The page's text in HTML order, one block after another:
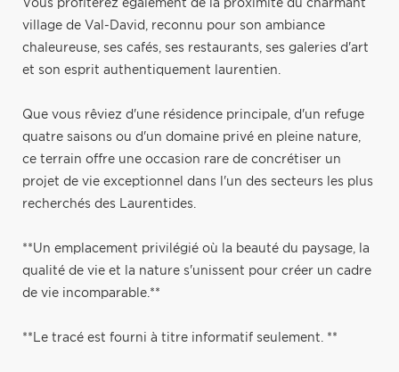
Vous profiterez également de la proximité du charmant
village de Val-David, reconnu pour son ambiance
chaleureuse, ses cafés, ses restaurants, ses galeries d'art
et son esprit authentiquement laurentien.
Que vous rêviez d'une résidence principale, d'un refuge
quatre saisons ou d'un domaine privé en pleine nature,
ce terrain offre une occasion rare de concrétiser un
projet de vie exceptionnel dans l'un des secteurs les plus
recherchés des Laurentides.
**Un emplacement privilégié où la beauté du paysage, la
qualité de vie et la nature s'unissent pour créer un cadre
de vie incomparable.**
**Le tracé est fourni à titre informatif seulement. **